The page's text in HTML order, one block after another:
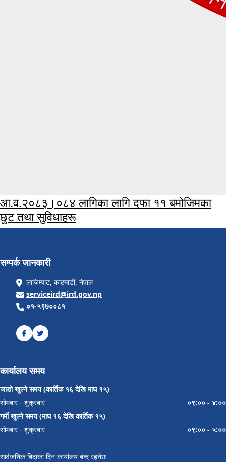
आ.व.२०८३।०८४ लागिका लागि दफा ११ बमोजिमका
छुट तथा सुविधाहरू
सम्पर्क जानकारी
लाज़िम्पाट, काठमाडौं, नेपाल
serviceird@ird.gov.np
०१-५९७००८१
कार्यालय समय
जाडो खुल्ने समय (कार्तिक १६ देखि माघ १५)
सोमबार - शुक्रबार
०९:०० - ४:००
गर्मी खुल्ने समय (माघ १६ देखि कार्तिक १५)
सोमबार - शुक्रबार
०९:०० - ५:००
सार्वजनिक बिदाका दिन कार्यालय बन्द रहनेछ